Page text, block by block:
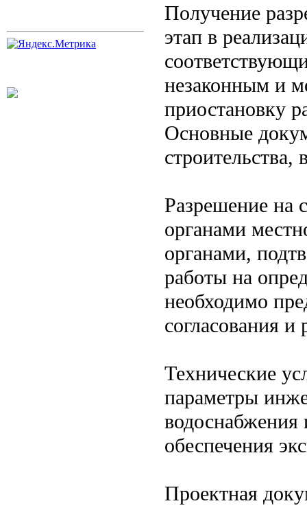
Получение
этап в
незаконным и
приостановку
Основные
Разрешение на
органами
органами,
работы на
необходимо
согласования и
Технические
параметры
водоснабжения
обеспечения
Проектная